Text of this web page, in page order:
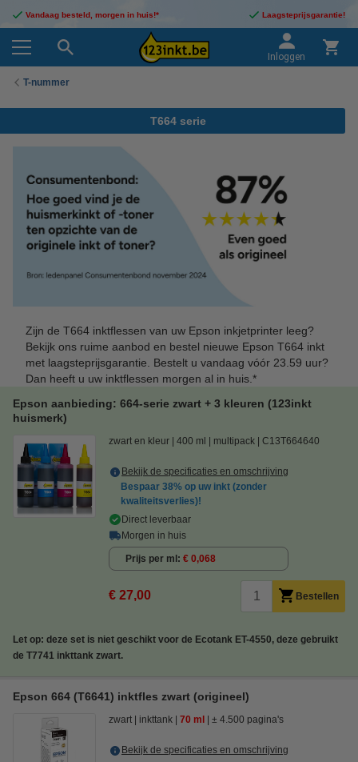
Vandaag besteld, morgen in huis!* Laagsteprijsgarantie!
Inloggen
T-nummer
T664 serie
Zijn de T664 inktflessen van uw Epson inkjetprinter leeg?
Bekijk ons ruime aanbod en bestel nieuwe Epson T664 inkt
met laagsteprijsgarantie. Bestelt u vandaag vóór 23.59 uur?
Dan heeft u uw inktflessen morgen al in huis.*
Epson aanbieding: 664-serie zwart + 3 kleuren (123inkt
huismerk)
zwart en kleur 400 ml multipack C13T664640
Bekijk de specificaties en omschrijving
Bespaar 38% op uw inkt (zonder
kwaliteitsverlies)!
Direct leverbaar
Morgen in huis
Prijs per ml € 0,068
€ 27,00 Bestellen
Let op: deze set is niet geschikt voor de Ecotank ET-4550, deze gebruikt
de T7741 inkttank zwart.
Epson 664 (T6641) inktfles zwart (origineel)
zwart inkttank 70 ml ± 4.500 pagina's
Bekijk de specificaties en omschrijving